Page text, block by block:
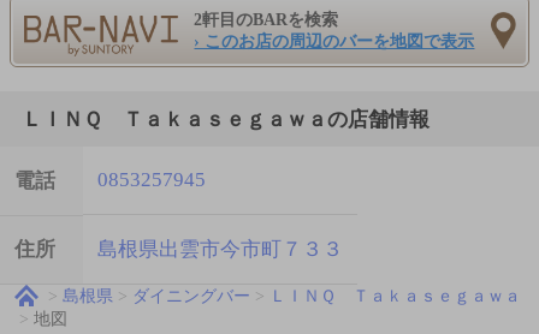
2軒目のBARを検索
› このお店の周辺のバーを地図で表示
ＬＩＮＱ Ｔａｋａｓｅｇａｗａの店舗情報
電話 0853257945
住所 島根県出雲市今市町７３３
島根県 ダイニングバー
ＬＩＮＱ Ｔａｋａｓｅｇａｗａ
地図